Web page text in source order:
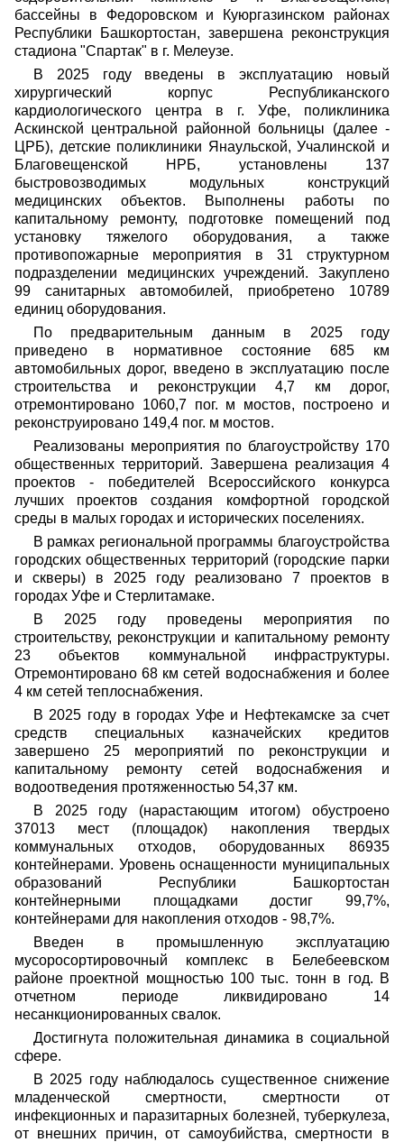
бассейны в Федоровском и Куюргазинском районах
Республики Башкортостан, завершена реконструкция
стадиона "Спартак" в г. Мелеузе.
В 2025 году введены в эксплуатацию новый
хирургический корпус Республиканского
кардиологического центра в г. Уфе, поликлиника
Аскинской центральной районной больницы (далее -
ЦРБ), детские поликлиники Янаульской, Учалинской и
Благовещенской НРБ, установлены 137
быстровозводимых модульных конструкций
медицинских объектов. Выполнены работы по
капитальному ремонту, подготовке помещений под
установку тяжелого оборудования, а также
противопожарные мероприятия в 31 структурном
подразделении медицинских учреждений. Закуплено
99 санитарных автомобилей, приобретено 10789
единиц оборудования.
По предварительным данным в 2025 году
приведено в нормативное состояние 685 км
автомобильных дорог, введено в эксплуатацию после
строительства и реконструкции 4,7 км дорог,
отремонтировано 1060,7 пог. м мостов, построено и
реконструировано 149,4 пог. м мостов.
Реализованы мероприятия по благоустройству 170
общественных территорий. Завершена реализация 4
проектов - победителей Всероссийского конкурса
лучших проектов создания комфортной городской
среды в малых городах и исторических поселениях.
В рамках региональной программы благоустройства
городских общественных территорий (городские парки
и скверы) в 2025 году реализовано 7 проектов в
городах Уфе и Стерлитамаке.
В 2025 году проведены мероприятия по
строительству, реконструкции и капитальному ремонту
23 объектов коммунальной инфраструктуры.
Отремонтировано 68 км сетей водоснабжения и более
4 км сетей теплоснабжения.
В 2025 году в городах Уфе и Нефтекамске за счет
средств специальных казначейских кредитов
завершено 25 мероприятий по реконструкции и
капитальному ремонту сетей водоснабжения и
водоотведения протяженностью 54,37 км.
В 2025 году (нарастающим итогом) обустроено
37013 мест (площадок) накопления твердых
коммунальных отходов, оборудованных 86935
контейнерами. Уровень оснащенности муниципальных
образований Республики Башкортостан
контейнерными площадками достиг 99,7%,
контейнерами для накопления отходов - 98,7%.
Введен в промышленную эксплуатацию
мусоросортировочный комплекс в Белебеевском
районе проектной мощностью 100 тыс. тонн в год. В
отчетном периоде ликвидировано 14
несанкционированных свалок.
Достигнута положительная динамика в социальной
сфере.
В 2025 году наблюдалось существенное снижение
младенческой смертности, смертности от
инфекционных и паразитарных болезней, туберкулеза,
от внешних причин, от самоубийства, смертности в